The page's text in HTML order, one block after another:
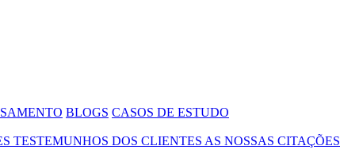
BLOGS CASOS DE ESTUDO
TESTEMUNHOS DOS CLIENTES AS NOSSAS CITAÇÕES